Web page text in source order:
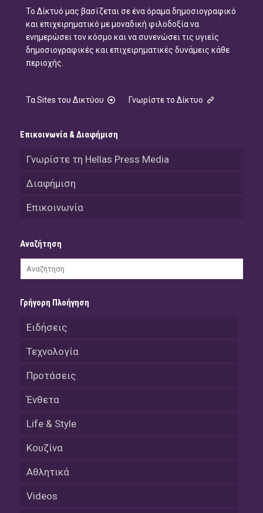
Το Δίκτυό μας βασίζεται σε ένα όραμα δημοσιογραφικό
και επιχειρηματικό με μοναδική φιλοδοξία να
ενημερώσει τον κόσμο και να συνενώσει τις υγιείς
δημοσιογραφικές και επιχειρηματικές δυνάμεις κάθε
περιοχής.
Τα Sites του Δικτύου Γνωρίστε το Δίκτυο
Επικοινωνία & Διαφήμιση
Γνωρίστε τη Hellas Press Media
Διαφήμιση
Επικοινωνία
Αναζήτηση
Γρήγορη Πλοήγηση
Ειδήσεις
Τεχνολογία
Προτάσεις
Ένθετα
Life & Style
Κουζίνα
Αθλητικά
Videos